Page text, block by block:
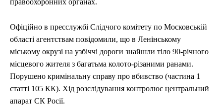
правоохоронних органах.
Офіційно в пресслужбі Слідчого комітету по Московській
області агентствам повідомили, що в Ленінському
міському окрузі на узбіччі дороги знайшли тіло 90-річного
місцевого жителя з багатьма колото-різаними ранами.
Порушено кримінальну справу про вбивство (частина 1
статті 105 КК). Хід розслідування контролює центральний
апарат СК Росії.